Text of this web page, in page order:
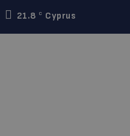
21.8
C Cyprus